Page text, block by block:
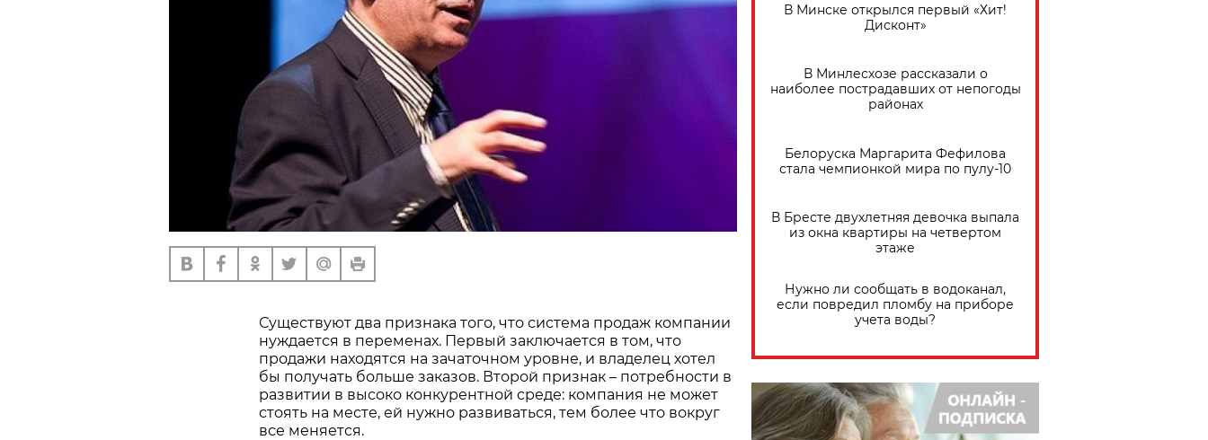
Существуют два признака того, что система продаж компании
нуждается в переменах. Первый заключается в том, что
продажи находятся на зачаточном уровне, и владелец хотел
бы получать больше заказов. Второй признак – потребности в
развитии в высоко конкурентной среде: компания не может
стоять на месте, ей нужно развиваться, тем более что вокруг
все меняется.
В Минске открылся первый «Хит!
Дисконт»
В Минлесхозе рассказали о
наиболее пострадавших от непогоды
районах
Белоруска Маргарита Фефилова
стала чемпионкой мира по пулу-10
В Бресте двухлетняя девочка выпала
из окна квартиры на четвертом
этаже
Нужно ли сообщать в водоканал,
если повредил пломбу на приборе
учета воды?